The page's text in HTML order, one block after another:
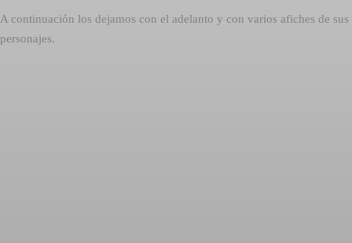
A continuación los dejamos con el adelanto y con varios afiches de sus
personajes.